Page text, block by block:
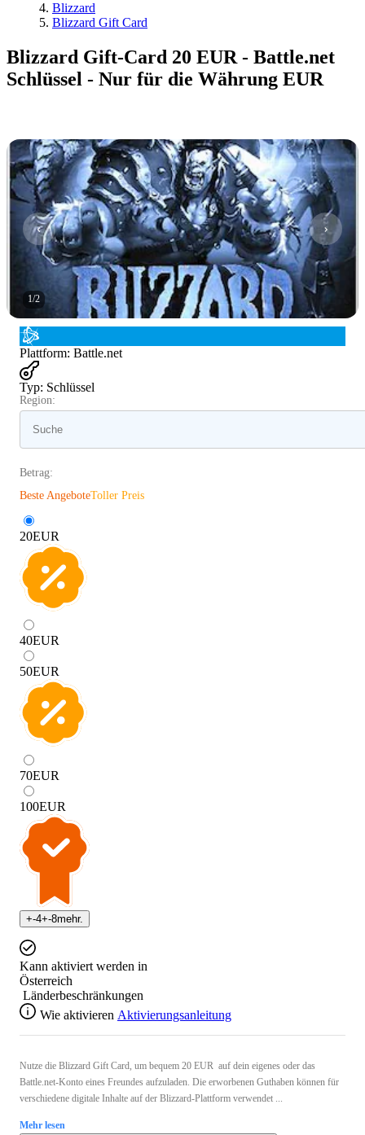
Blizzard
Blizzard Gift Card
Blizzard Gift-Card 20 EUR - Battle.net
Schlüssel - Nur für die Währung EUR
1/2
Plattform: Battle.net
Typ: Schlüssel
Region:
Betrag:
Beste AngeboteToller Preis
20EUR
40EUR
50EUR
70EUR
100EUR
+-4+-8mehr.
Kann aktiviert werden in
Österreich
Länderbeschränkungen
Wie aktivieren Aktivierungsanleitung
Nutze die Blizzard Gift Card, um bequem 20 EUR auf dein eigenes oder das
Battle.net-Konto eines Freundes aufzuladen. Die erworbenen Guthaben können für
verschiedene digitale Inhalte auf der Blizzard-Plattform verwendet ...
Mehr lesen